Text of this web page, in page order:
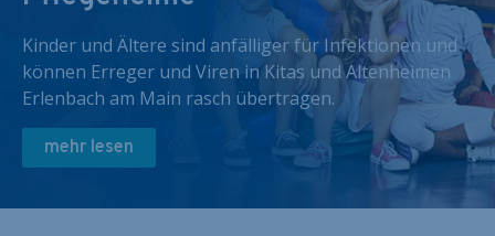
Kinder und Ältere sind anfälliger für Infektionen und
können Erreger und Viren in Kitas und Altenheimen
Erlenbach am Main rasch übertragen.
mehr lesen